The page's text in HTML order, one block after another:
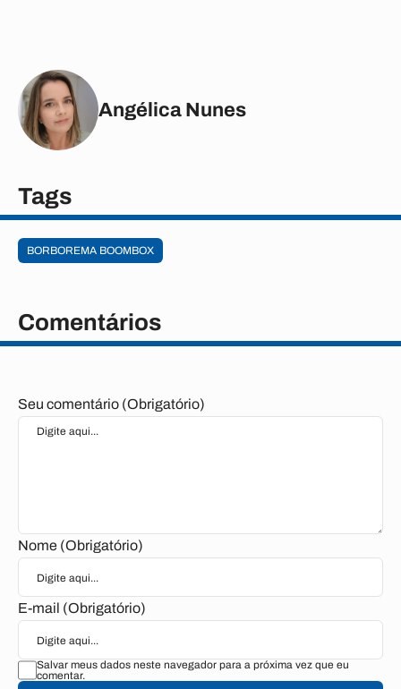
Angélica Nunes
Tags
BORBOREMA BOOMBOX
Comentários
Seu comentário (Obrigatório)
Nome (Obrigatório)
E-mail (Obrigatório)
Salvar meus dados neste navegador para a próxima vez que eu
comentar.